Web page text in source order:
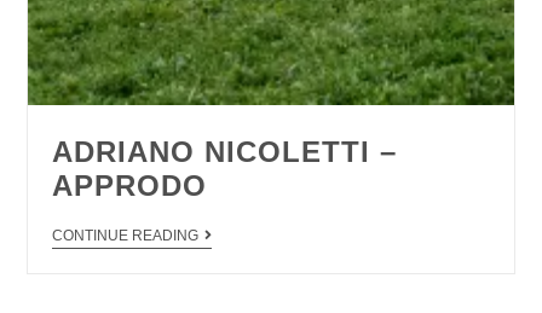
ADRIANO NICOLETTI –
APPRODO
CONTINUE READING